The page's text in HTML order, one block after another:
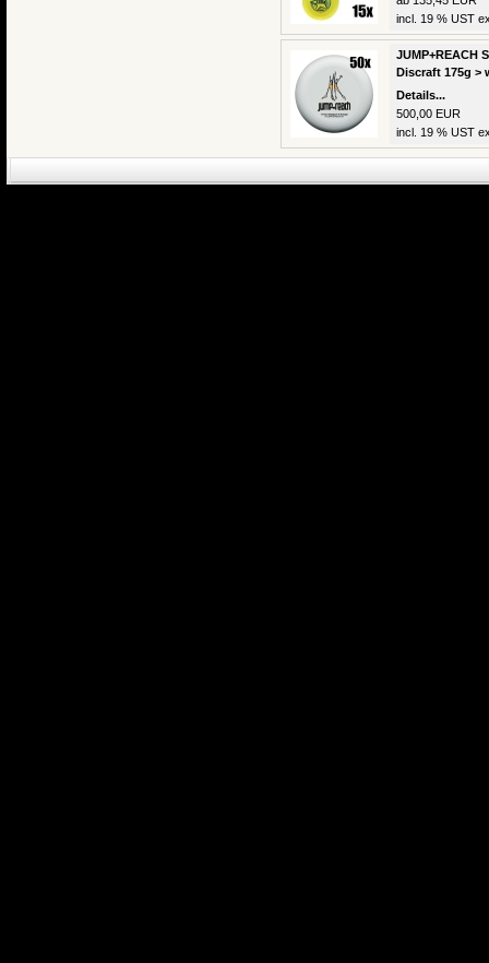
incl. 19 % UST
JUMP+REACH
Discraft 175g >
Details...
500,00 EUR
incl. 19 % UST